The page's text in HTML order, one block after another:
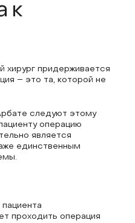
к
хирург придерживается
– это та, которой не
следуют этому
операцию
является
единственным
проходить операция